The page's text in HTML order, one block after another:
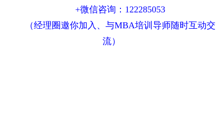
+微信咨询：122285053
（经理圈邀你加入、与MBA培训导师随时互动交
流）